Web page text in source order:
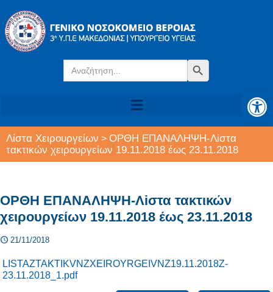
Search
for:
Search Button
Λίστα Χειρουργείων > ΟΡΘΗ ΕΠΑΝΑΛΗΨΗ-Λiστα
τακτικών χειρουργείων 19.11.2018 έως 23.11.2018
ΟΡΘΗ ΕΠΑΝΑΛΗΨΗ-Λiστα τακτικών
χειρουργείων 19.11.2018 έως 23.11.2018
21/11/2018
LISTAZTAKTIKVNZXEIROYRGEIVNZ19.11.2018Z-
23.11.2018_1.pdf